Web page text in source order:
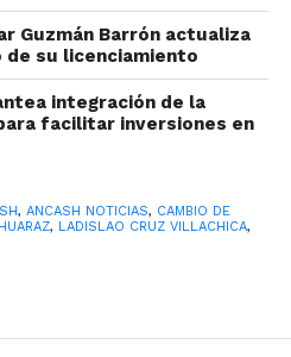
Guzmán Barrón actualiza
su licenciamiento
integración de la
para facilitar inversiones en
, ANCASH NOTICIAS, CAMBIO DE
HUARAZ, LADISLAO CRUZ VILLACHICA,